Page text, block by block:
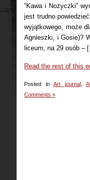
“Kawa i Nożyczki”
jest trudno
wyjątkowego, może
Agnieszki, i Gosie)?
liceum, na 29 osób –
Read the rest of this
Posted in Art journal,
Comments »